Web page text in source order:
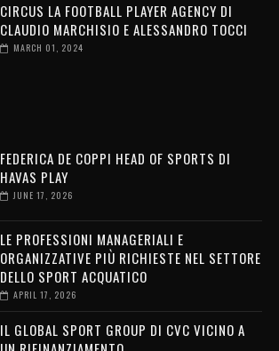
CIRCUS LA FOOTBALL PLAYER AGENCY DI
CLAUDIO MARCHISIO E ALESSANDRO TOCCI
MARCH 01, 2024
FEDERICA DE COPPI HEAD OF SPORTS DI
HAVAS PLAY
JUNE 17, 2026
LE PROFESSIONI MANAGERIALI E
ORGANIZZATIVE PIÙ RICHIESTE NEL SETTORE
DELLO SPORT ACQUATICO
APRIL 17, 2026
IL GLOBAL SPORT GROUP DI CVC VICINO A